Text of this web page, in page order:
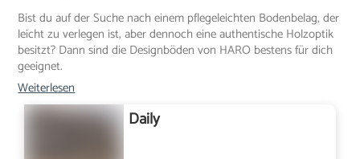
Bist du auf der Suche nach einem pflegeleichten Bodenbelag, der
leicht zu verlegen ist, aber dennoch eine authentische Holzoptik
besitzt? Dann sind die Designböden von HARO bestens für dich
geeignet.
Weiterlesen
Daily